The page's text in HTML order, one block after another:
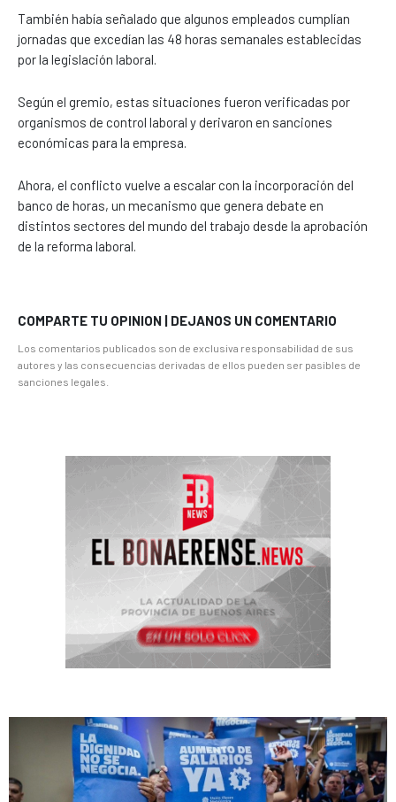
También había señalado que algunos empleados cumplían
jornadas que excedían las 48 horas semanales establecidas
por la legislación laboral.
Según el gremio, estas situaciones fueron verificadas por
organismos de control laboral y derivaron en sanciones
económicas para la empresa.
Ahora, el conflicto vuelve a escalar con la incorporación del
banco de horas, un mecanismo que genera debate en
distintos sectores del mundo del trabajo desde la aprobación
de la reforma laboral.
COMPARTE TU OPINION | DEJANOS UN COMENTARIO
Los comentarios publicados son de exclusiva responsabilidad de sus
autores y las consecuencias derivadas de ellos pueden ser pasibles de
sanciones legales.